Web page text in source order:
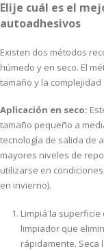
Elije cuál es el
autoadhesivos
Existen dos métodos
húmedo y en seco. El
tamaño y la
Aplicación en seco:
tamaño pequeño a
tecnología de salida de
mayores niveles de
utilizarse en
en invierno).
Limpiá la
limpiador que
rápidamente. Seca